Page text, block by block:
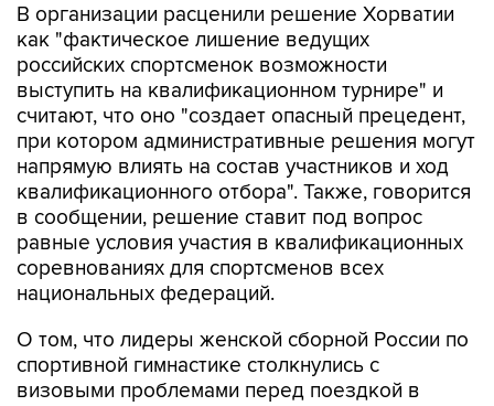
В организации расценили решение Хорватии
как "фактическое лишение ведущих
российских спортсменок возможности
выступить на квалификационном турнире" и
считают, что оно "создает опасный прецедент,
при котором административные решения могут
напрямую влиять на состав участников и ход
квалификационного отбора". Также, говорится
в сообщении, решение ставит под вопрос
равные условия участия в квалификационных
соревнованиях для спортсменов всех
национальных федераций.
О том, что лидеры женской сборной России по
спортивной гимнастике столкнулись с
визовыми проблемами перед поездкой в